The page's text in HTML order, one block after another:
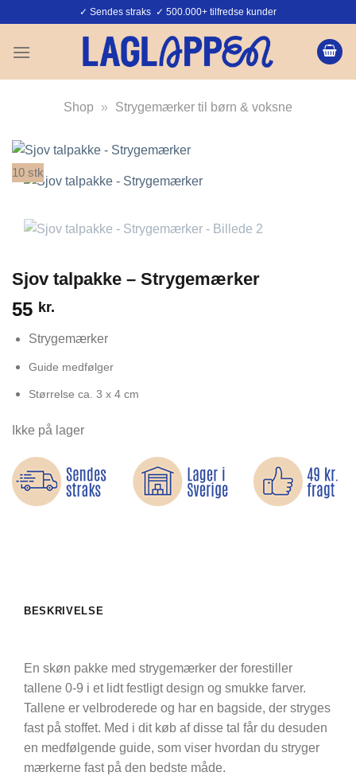
indhold
✓ Sendes straks ✓ 500.000+ tilfredse kunder
Shop » Strygemærker til børn & voksne
10 stk
Sjov talpakke – Strygemærker
55 kr.
Strygemærker
Guide medfølger
Størrelse ca. 3 x 4 cm
Ikke på lager
BESKRIVELSE
En skøn pakke med strygemærker der forestiller
tallene 0-9 i et lidt festligt design og smukke farver.
Tallene er velbroderede og har en bagside, der stryges
fast på stoffet. Med i dit køb af disse tal får du desuden
en medfølgende guide, som viser hvordan du stryger
mærkerne fast på den bedste måde.